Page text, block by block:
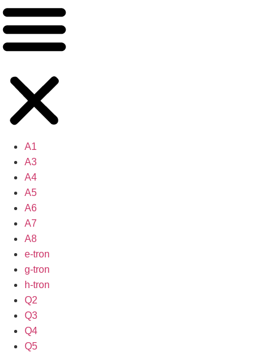
A1
A3
A4
A5
A6
A7
A8
e-tron
g-tron
h-tron
Q2
Q3
Q4
Q5